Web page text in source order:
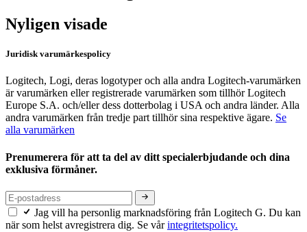
Nyligen visade
Juridisk varumärkespolicy
Logitech, Logi, deras logotyper och alla andra Logitech-varumärken
är varumärken eller registrerade varumärken som tillhör Logitech
Europe S.A. och/eller dess dotterbolag i USA och andra länder. Alla
andra varumärken från tredje part tillhör sina respektive ägare. Se
alla varumärken
Prenumerera för att ta del av ditt specialerbjudande och dina
exklusiva förmåner.
Jag vill ha personlig marknadsföring från Logitech G. Du kan
när som helst avregistrera dig. Se vårintegritetspolicy.